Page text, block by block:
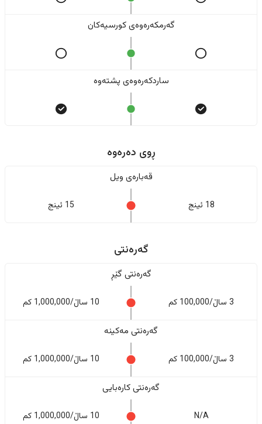
گەرمکەرەوەی کورسیەکان
ساردکەرەوەی پشتەوە
ڕوی دەرەوە
قەبارەی ویل
18 ئینج 15 ئینج
گەرەنتی
گەرەنتی گێڕ
3 ساڵ/100,000 کم 10 ساڵ/1,000,000 کم
گەرەنتی مەکینە
3 ساڵ/100,000 کم 10 ساڵ/1,000,000 کم
گەرەنتی کارەبایی
N/A 10 ساڵ/1,000,000 کم